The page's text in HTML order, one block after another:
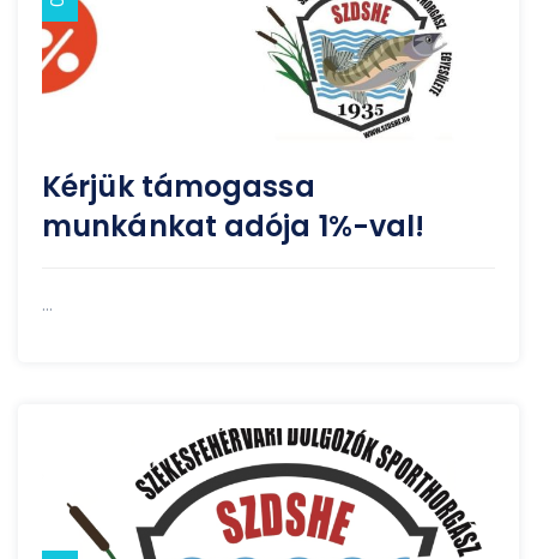
Kérjük támogassa
munkánkat adója 1%-val!
...